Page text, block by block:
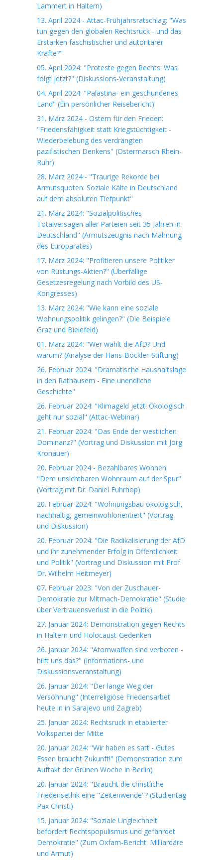
Lammert in Haltern)
13. April 2024 - Attac-Frühjahrsratschlag: "Was
tun gegen den globalen Rechtsruck - und das
Erstarken faschistischer und autoritärer
Kräfte?"
05. April 2024: "Proteste gegen Rechts: Was
folgt jetzt?" (Diskussions-Veranstaltung)
04. April 2024: "Palästina- ein geschundenes
Land" (Ein persönlicher Reisebericht)
31. März 2024 - Ostern für den Frieden:
"Friedensfähigkeit statt Kriegstüchtigkeit -
Wiederbelebung des verdrängten
pazifistischen Denkens" (Ostermarsch Rhein-
Ruhr)
28. März 2024 - "Traurige Rekorde bei
Armutsquoten: Soziale Kälte in Deutschland
auf dem absoluten Tiefpunkt"
21. März 2024: "Sozialpolitisches
Totalversagen aller Parteien seit 35 Jahren in
Deutschland" (Armutszeugnis nach Mahnung
des Europarates)
17. März 2024: "Profitieren unsere Politiker
von Rüstungs-Aktien?" (Überfällige
Gesetzesregelung nach Vorbild des US-
Kongresses)
13. März 2024: "Wie kann eine soziale
Wohnungspolitik gelingen?" (Die Beispiele
Graz und Bielefeld)
01. März 2024: "Wer wählt die AfD? Und
warum? (Analyse der Hans-Böckler-Stiftung)
26. Februar 2024: "Dramatische Haushaltslage
in den Rathäusern - Eine unendliche
Geschichte"
26. Februar 2024: "Klimageld jetzt! Ökologisch
geht nur sozial" (Attac-Webinar)
21. Februar 2024: "Das Ende der westlichen
Dominanz?" (Vortrag und Diskussion mit Jörg
Kronauer)
20. Februar 2024 - Bezahlbares Wohnen:
"Dem unsichtbaren Wohnraum auf der Spur"
(Vortrag mit Dr. Daniel Fuhrhop)
20. Februar 2024: "Wohnungsbau ökologisch,
nachhaltig, gemeinwohlorientiert" (Vortrag
und Diskussion)
20. Februar 2024: "Die Radikalisierung der AfD
und ihr zunehmender Erfolg in Öffentlichkeit
und Politik" (Vortrag und Diskussion mit Prof.
Dr. Wilhelm Heitmeyer)
07. Februar 2023: "Von der Zuschauer-
Demokratie zur Mitmach-Demokratie" (Studie
über Vertrauensverlust in die Politik)
27. Januar 2024: Demonstration gegen Rechts
in Haltern und Holocaust-Gedenken
26. Januar 2024: "Atomwaffen sind verboten -
hilft uns das?" (Informations- und
Diskussionsveranstaltung)
26. Januar 2024: "Der lange Weg der
Versöhnung" (Interreligiöse Friedensarbet
heute in in Sarajevo und Zagreb)
25. Januar 2024: Rechtsruck in etablierter
Volkspartei der Mitte
20. Januar 2024: "Wir haben es satt - Gutes
Essen braucht Zukunft!" (Demonstration zum
Auftakt der Grünen Woche in Berlin)
20. Januar 2024: "Braucht die christliche
Friedensethik eine "Zeitenwende"? (Studientag
Pax Christi)
15. Januar 2024: "Soziale Ungleichheit
befördert Rechtspopulismus und gefährdet
Demokratie" (Zum Oxfam-Bericht: Milliardäre
und Armut)